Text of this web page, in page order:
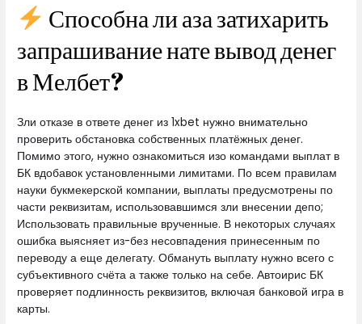
Способна ли аза затихарить
запрашивание нате вывод денег
в Мелбет?
Зли отказе в ответе денег из 1xbet нужно внимательно
проверить обстановка собственных платёжных денег.
Помимо этого, нужно ознакомиться изо командами выплат в
БК вдобавок установленными лимитами. По всем правилам
науки букмекерской компании, выплаты предусмотрены по
части реквизитам, использовавшимся зли внесении депо;
Использовать правильные врученные. В некоторых случаях
ошибка выясняет из-без несовпадения принесенным по
переводу а еще делегату. Обмануть выплату нужно всего с
субъективного счёта а также только на себе. Автоирис БК
проверяет подлинность реквизитов, включая банковой игра в
карты.